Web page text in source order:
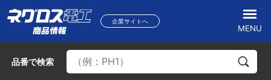
企業サイトへ
MENU
品番で検索